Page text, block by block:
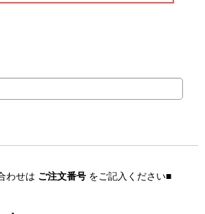
わせは ご注文番号 をご記入ください■